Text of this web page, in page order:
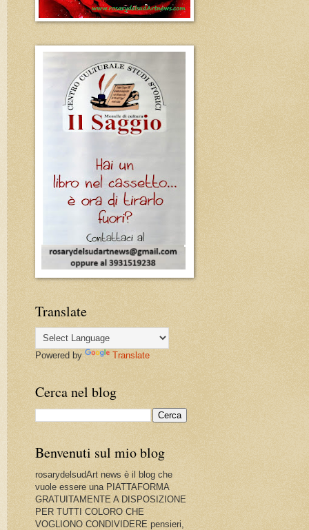
Translate
Powered by Translate
Cerca nel blog
Benvenuti sul mio blog
rosarydelsudArt news è il blog che
vuole essere una PIATTAFORMA
GRATUITAMENTE A DISPOSIZIONE
PER TUTTI COLORO CHE
VOGLIONO CONDIVIDERE pensieri,